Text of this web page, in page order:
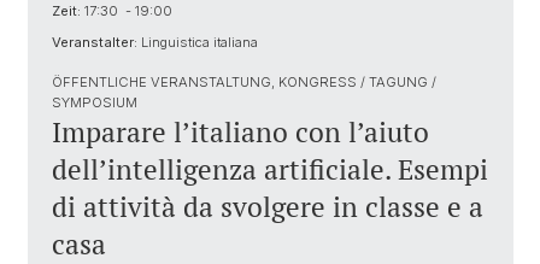
Zeit: 17:30 - 19:00
Veranstalter: Linguistica italiana
ÖFFENTLICHE VERANSTALTUNG, KONGRESS / TAGUNG /
SYMPOSIUM
Imparare l’italiano con l’aiuto
dell’intelligenza artificiale. Esempi
di attività da svolgere in classe e a
casa